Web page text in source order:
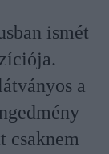
ismét
a
csaknem